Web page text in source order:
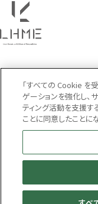
「すべての Cookie を
ゲーションを強化し、
ティング活動を支援す
ことに同意したことに